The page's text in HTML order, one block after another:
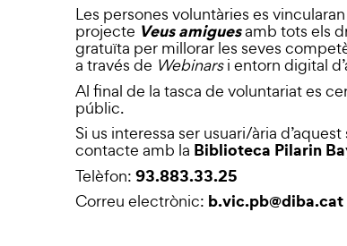
Les persones voluntàries es vincularan
projecte Veus amiguesamb tots els
gratuïta per millorar les seves
a través de Webinarsi entorn digital
Al final de la tasca de voluntariat es
públic.
Si us interessa ser usuari/ària
contacte amb la Biblioteca Pilarin
Telèfon: 93.883.33.25
Correu electrònic: b.vic.pb@diba.cat